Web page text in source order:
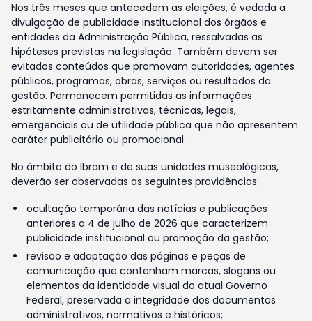
Nos três meses que antecedem as eleições, é vedada a
divulgação de publicidade institucional dos órgãos e
entidades da Administração Pública, ressalvadas as
hipóteses previstas na legislação. Também devem ser
evitados conteúdos que promovam autoridades, agentes
públicos, programas, obras, serviços ou resultados da
gestão. Permanecem permitidas as informações
estritamente administrativas, técnicas, legais,
emergenciais ou de utilidade pública que não apresentem
caráter publicitário ou promocional.
No âmbito do Ibram e de suas unidades museológicas,
deverão ser observadas as seguintes providências:
ocultação temporária das notícias e publicações
anteriores a 4 de julho de 2026 que caracterizem
publicidade institucional ou promoção da gestão;
revisão e adaptação das páginas e peças de
comunicação que contenham marcas, slogans ou
elementos da identidade visual do atual Governo
Federal, preservada a integridade dos documentos
administrativos, normativos e históricos;